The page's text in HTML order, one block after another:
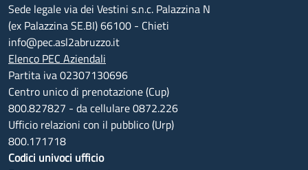
Sede legale via dei Vestini s.n.c. Palazzina N
(ex Palazzina SE.BI) 66100 - Chieti
info@pec.asl2abruzzo.it
Elenco PEC Aziendali
Partita iva 02307130696
Centro unico di prenotazione (Cup)
800.827827 - da cellulare 0872.226
Ufficio relazioni con il pubblico (Urp)
800.171718
Codici univoci ufficio